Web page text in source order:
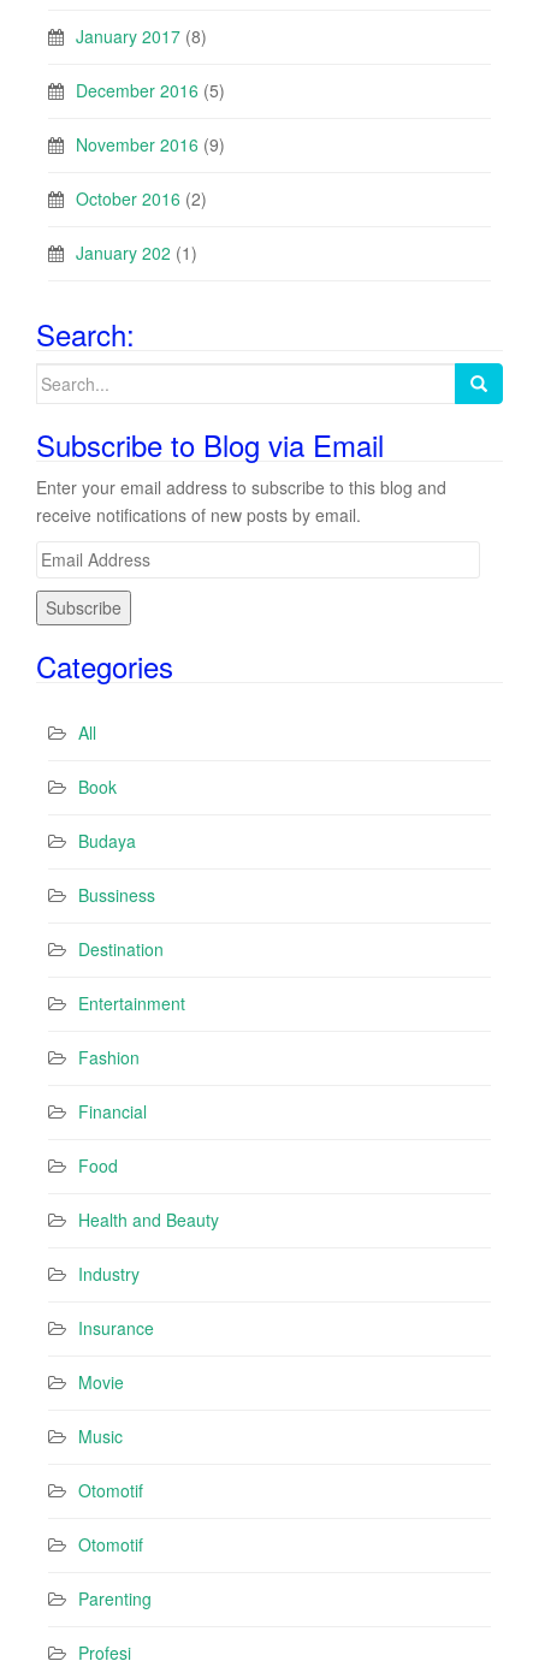
January 2017 (8)
December 2016 (5)
November 2016 (9)
October 2016 (2)
January 202 (1)
Search:
Search
Subscribe to Blog via Email
Enter your email address to subscribe to this blog and
receive notifications of new posts by email.
E
lCategories
All
Book
Budaya
Bussiness
Destination
Entertainment
Fashion
Financial
Food
Health and Beauty
Industry
Insurance
Movie
Music
Otomotif
Otomotif
Parenting
Profesi